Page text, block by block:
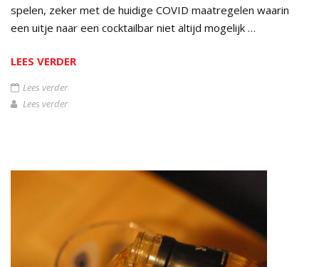
spelen, zeker met de huidige COVID maatregelen waarin
een uitje naar een cocktailbar niet altijd mogelijk …
LEES VERDER
Lees verder
Lees verder